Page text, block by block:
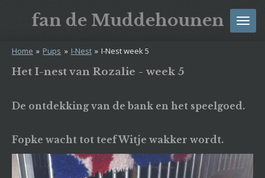
de
fan de Muddehounen
Home » Pups » I-Nest » I-Nest week 5
Het I-nest van Rozalie - week 5
De ontdekking van de bank en het speelgoed.
Fopke wacht tot teef Witje wakker wordt.